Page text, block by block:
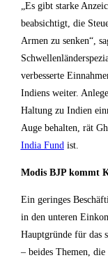
„Es gibt starke
beabsichtigt, die
Armen zu senken“,
verbesserte
Indiens weiter.
Haltung zu Indien
Auge behalten, rät
India Fundist.
Modis BJP kommt
Ein geringes
in den unteren
Hauptgründe für das
– beides Themen,